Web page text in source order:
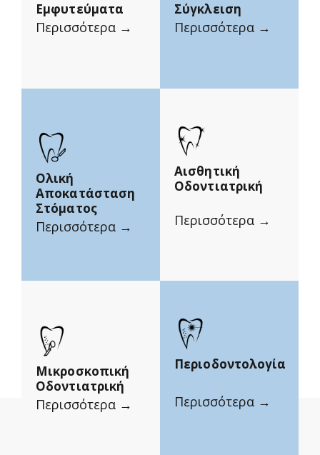
Εμφυτεύματα
Περισσότερα →
Σύγκλειση
Περισσότερα →
Ολική
Αποκατάσταση
Στόματος
Περισσότερα →
Αισθητική
Οδοντιατρική
Περισσότερα →
Μικροσκοπική
Οδοντιατρική
Περισσότερα →
Περιοδοντολογία
Περισσότερα →